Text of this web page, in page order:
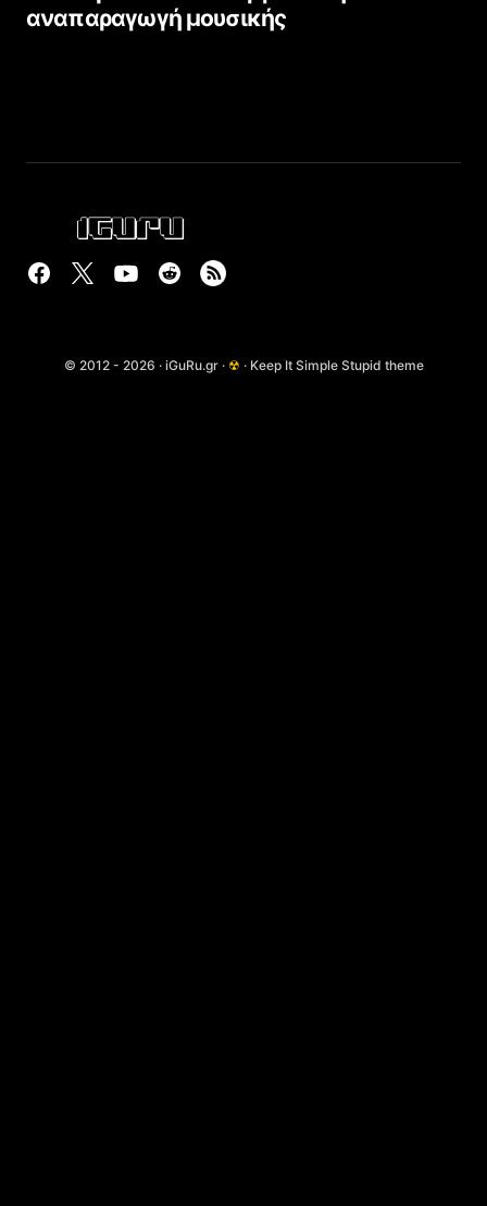
αναπαραγωγή μουσικής
© 2012 - 2026 · iGuRu.gr · ☢ · Keep It Simple Stupid theme